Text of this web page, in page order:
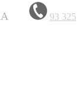
93 325